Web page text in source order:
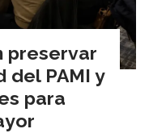
preservar
del PAMI y
para